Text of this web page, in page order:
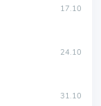
17.10
24.10
31.10